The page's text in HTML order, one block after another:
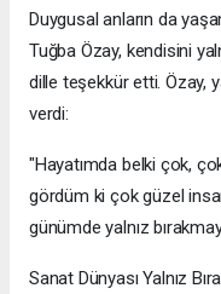
Duygusal anların da
Tuğba Özay, kendisini
dille teşekkür etti. Özay,
verdi:
"Hayatımda belki çok,
gördüm ki çok güzel
günümde yalnız
Sanat Dünyası Yalnız